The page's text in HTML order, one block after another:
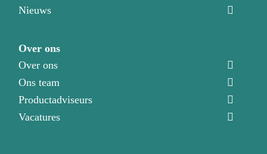
Nieuws
Over ons
Over ons
Ons team
Productadviseurs
Vacatures